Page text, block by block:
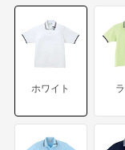
ホワイト